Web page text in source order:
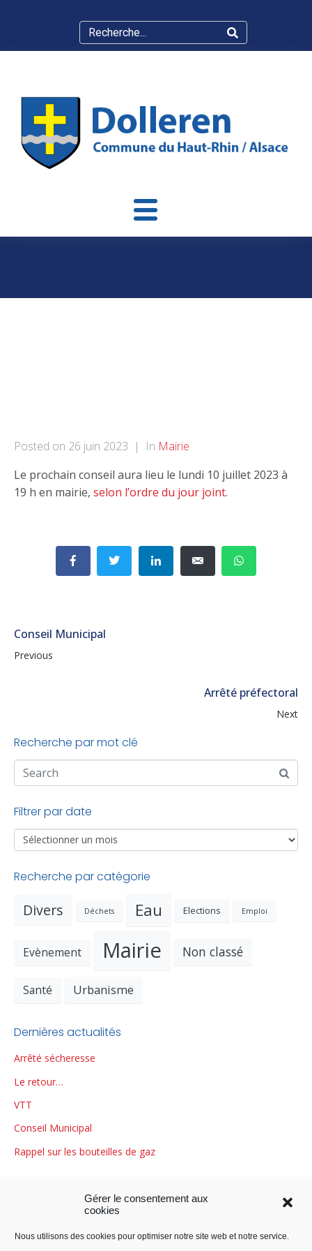
Gérer le consentement aux
cookies
Nous utilisons des cookies pour optimiser notre site web et notre service.
Posted on 26 juin 2023 In Mairie
Le prochain conseil aura lieu le lundi 10 juillet 2023 à
19 h en mairie, selon l’ordre du jour joint.
Conseil Municipal
Previous
Arrêté préfectoral
Next
Recherche par mot clé
Filtrer par date
Recherche par catégorie
Divers Déchets Eau Elections Emploi
Evènement Mairie Non classé
Santé Urbanisme
Dernières actualités
Arrêté sécheresse
Le retour…
VTT
Conseil Municipal
Rappel sur les bouteilles de gaz